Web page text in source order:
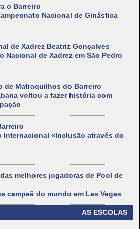
o Barreiro
Nacional de Ginástica
de Xadrez Beatriz Gonçalves
Nacional de Xadrez em São Pedro
de Matraquilhos do Barreiro
voltou a fazer história com
Internacional «Inclusão através do
melhores jogadoras de Pool de
campeã do mundo em Las Vegas
AS ESCOLAS